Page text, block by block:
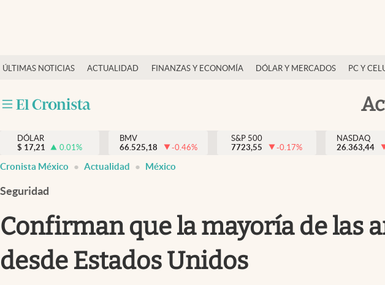
ÚLTIMAS NOTICIAS ACTUALIDAD FINANZAS Y ECONOMÍA DÓLAR Y MERCADOS PC Y
Actualidad
Internacionales
Opinión
Brand Strategy
Vida y estilo
Tv
DÓLAR
$ 17,21 0.01%
BMV
66.525,18
-0.46%
S&P 500
7723,55
-0.17%
NASDAQ
26.363,44
Cronista México Actualidad México
Seguridad
Confirman que la mayoría de las
desde Estados Unidos